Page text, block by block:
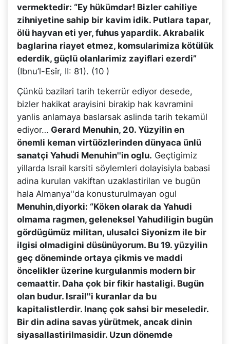
vermektedir: “Ey hükümdar! Bizler cahiliye
zihniyetine sahip bir kavim idik. Putlara tapar,
ölü hayvan eti yer, fuhus yapardik. Akrabalik
baglarina riayet etmez, komsularimiza kötülük
ederdik, güçlü olanlarimiz zayiflari ezerdi”
(Ibnu’l-Esîr, II: 81). (10 )
Çünkü bazilari tarih tekerrür ediyor desede,
bizler hakikat arayisini birakip hak kavramini
yanlis anlamaya baslarsak aslinda tarih tekamül
ediyor… Gerard Menuhin, 20. Yüzyilin en
önemli keman virtüözlerinden dünyaca ünlü
sanatçi Yahudi Menuhin''in oglu. Geçtigimiz
yillarda Israil karsiti söylemleri dolayisiyla babasi
adina kurulan vakiftan uzaklastirilan ve bugün
hala Almanya''da konusturulmayan ogul
Menuhin,diyorki: “Köken olarak da Yahudi
olmama ragmen, geleneksel Yahudiligin bugün
gördügümüz militan, ulusalci Siyonizm ile bir
ilgisi olmadigini düsünüyorum. Bu 19. yüzyilin
geç döneminde ortaya çikmis ve maddi
öncelikler üzerine kurgulanmis modern bir
cemaattir. Daha çok bir fikir hastaligi. Bugün
olan budur. Israil''i kuranlar da bu
kapitalistlerdir. Inanç çok sahsi bir meseledir.
Bir din adina savas yürütmek, ancak dinin
siyasallastirilmasidir. Uzun dönemde